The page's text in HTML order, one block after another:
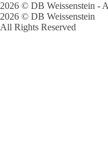
2026 © DB Weissenstein -
2026 © DB Weissenstein
All Rights Reserved